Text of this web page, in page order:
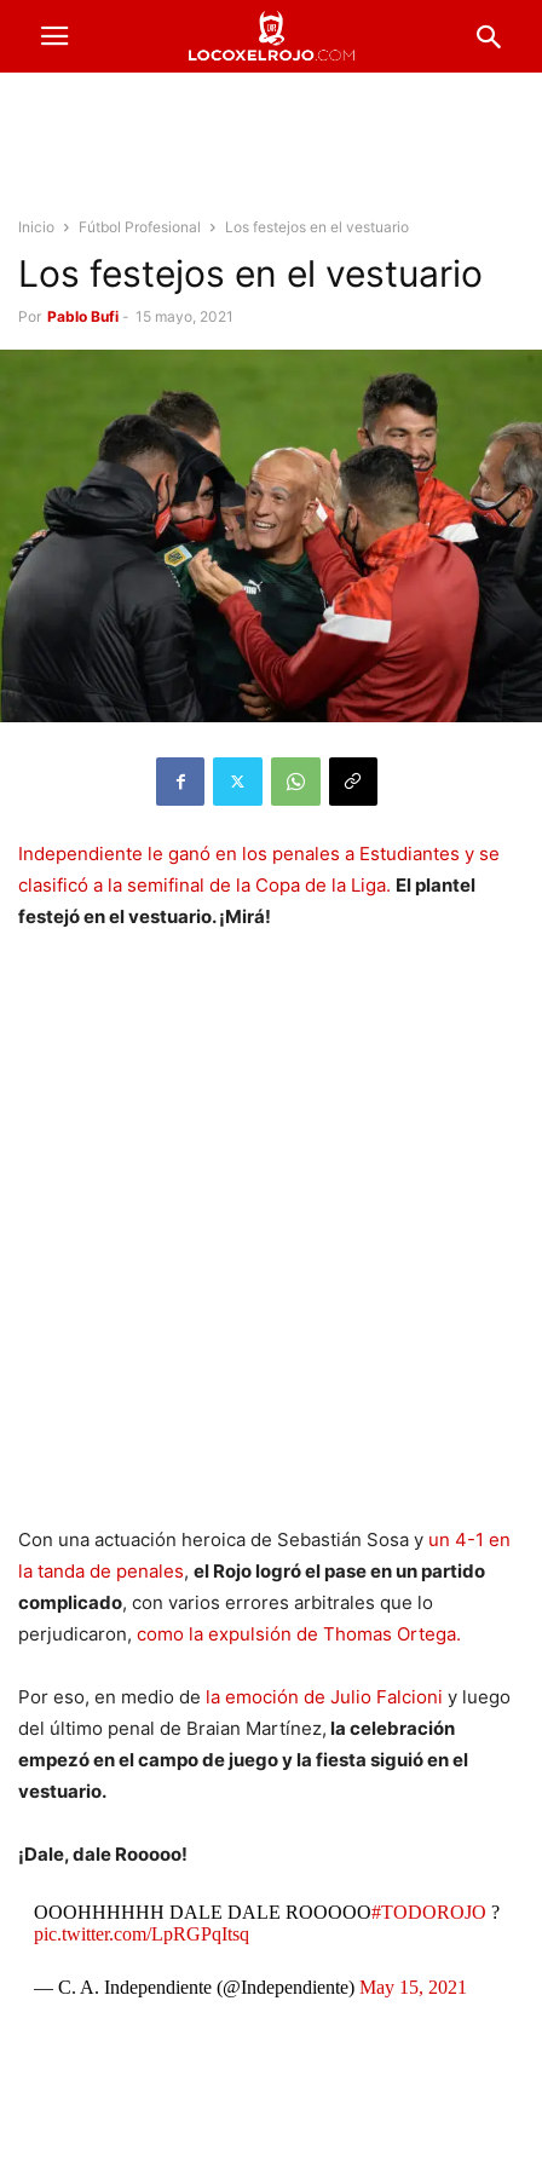
Inicio Fútbol Profesional Los festejos en el vestuario
Los festejos en el vestuario
Por Pablo Bufi - 15 mayo, 2021
Independiente le ganó en los penales a Estudiantes y se
clasificó a la semifinal de la Copa de la Liga. El plantel
festejó en el vestuario. ¡Mirá!
Con una actuación heroica de Sebastián Sosa y un 4-1 en
la tanda de penales, el Rojo logró el pase en un partido
complicado, con varios errores arbitrales que lo
perjudicaron, como la expulsión de Thomas Ortega.
Por eso, en medio de la emoción de Julio Falcioni y luego
del último penal de Braian Martínez, la celebración
empezó en el campo de juego y la fiesta siguió en el
vestuario.
¡Dale, dale Rooooo!
OOOHHHHHH DALE DALE ROOOOO#TODOROJO ?
pic.twitter.com/LpRGPqItsq
— C. A. Independiente (@Independiente) May 15, 2021